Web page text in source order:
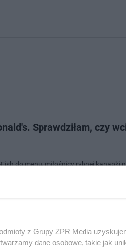
Sprawdziłam, czy
do menu, miłośnicy rybnej kanapki
z Grupy ZPR Media
dane osobowe, takie jak